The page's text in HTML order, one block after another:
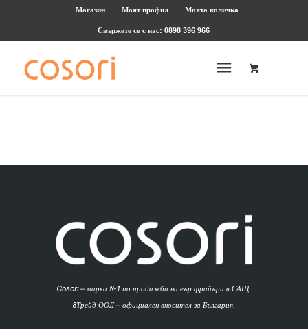
Магазин Моят профил
Моята количка
Свържете се с нас: 0898 396 966
Cosori – марка №1 по продажби на еър фрайъри в САЩ.
8Трейд ООД – официален вносител за България.